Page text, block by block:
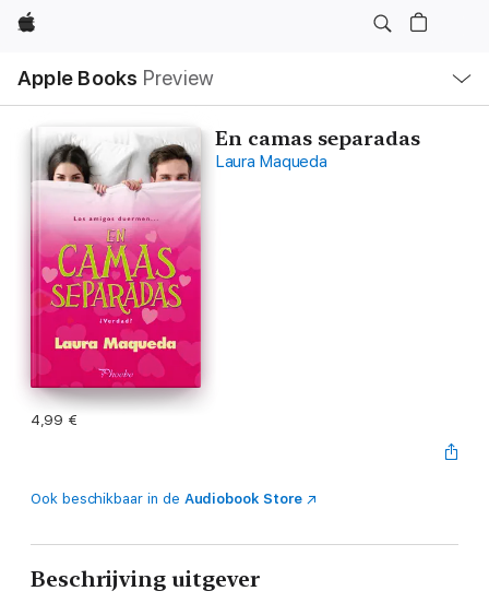
Apple
Apple Books Preview
lokaal
navigatiemenu
En camas separadas
Laura Maqueda
4,99 €
Ook beschikbaar in de Audiobook Store
Beschrijving uitgever